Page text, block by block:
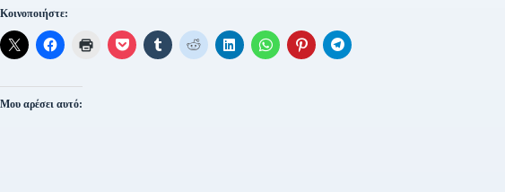
Κοινοποιήστε:
Μου αρέσει αυτό: